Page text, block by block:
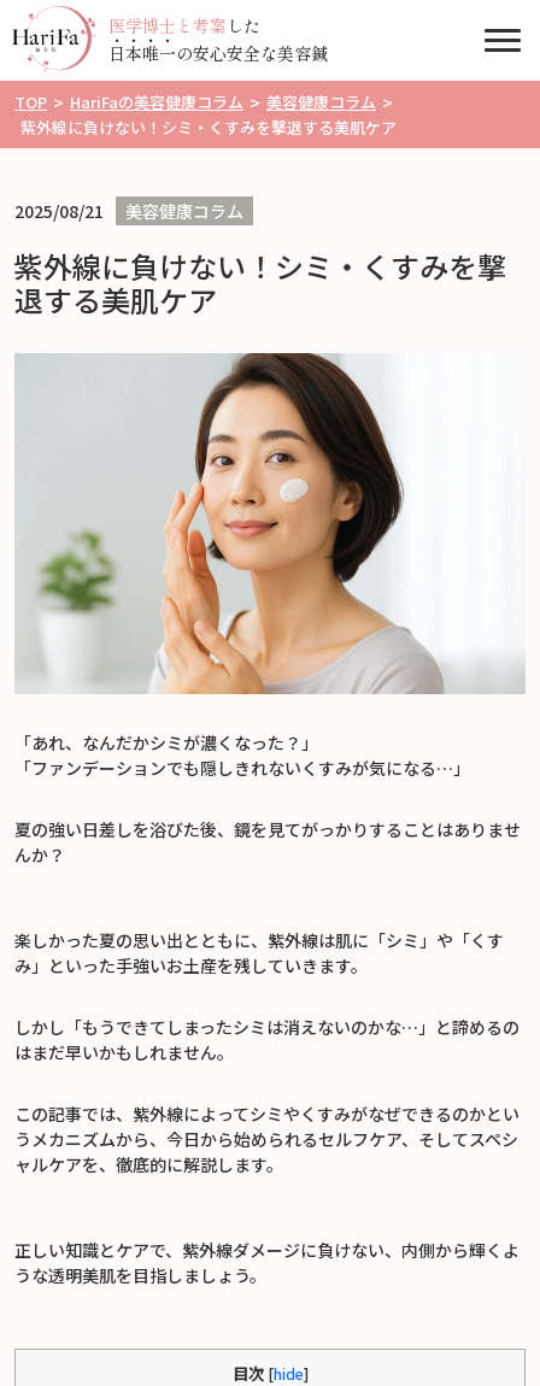
医学博士と考案 した
日本唯一の安心安全な美容鍼
TOP > HariFaの美容健康コラム > 美容健康コラム >
紫外線に負けない！シミ・くすみを撃退する美肌ケア
2025/08/21 美容健康コラム
紫外線に負けない！シミ・くすみを撃
退する美肌ケア
「あれ、なんだかシミが濃くなった？」
「ファンデーションでも隠しきれないくすみが気になる…」
夏の強い日差しを浴びた後、鏡を見てがっかりすることはありませ
んか？
楽しかった夏の思い出とともに、紫外線は肌に「シミ」や「くす
み」といった手強いお土産を残していきます。
しかし「もうできてしまったシミは消えないのかな…」と諦めるの
はまだ早いかもしれません。
この記事では、紫外線によってシミやくすみがなぜできるのかとい
うメカニズムから、今日から始められるセルフケア、そしてスペシ
ャルケアを、徹底的に解説します。
正しい知識とケアで、紫外線ダメージに負けない、内側から輝くよ
うな透明美肌を目指しましょう。
目次 [hide]